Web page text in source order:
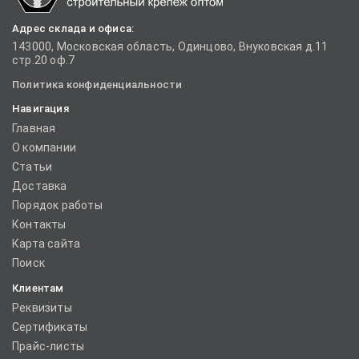
Адрес склада и офиса:
143000, Московская область, Одинцово, Внуковская д.11
стр.20 оф.7
Политика конфиденциальности
Навигация
Главная
О компании
Статьи
Доставка
Порядок работы
Контакты
Карта сайта
Поиск
Клиентам
Реквизиты
Сертификаты
Прайс-листы